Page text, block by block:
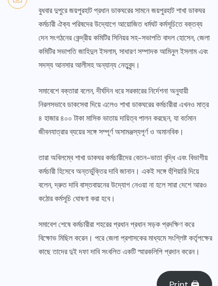
বুধবার দুপুরে জয়পুরহাট প্রধান ডাকঘরের সামনে জয়পুরহাট শাখা ডাকঘর
কর্মচারী ঐক্য পরিষদের উদ্যোগে আয়োজিত ধর্মঘট কর্মসূচিতে বক্তব্য
দেন সংগঠনের কেন্দ্রীয় কমিটির সিনিয়র সহ-সভাপতি বাদল হোসেন, জেলা
কমিটির সভাপতি জাহিদুল ইসলাম, সাধারণ সম্পাদক আমিনুল ইসলাম এবং
সদস্য আনসার আলীসহ অন্যান্য নেতৃবৃন্দ।
সমাবেশে বক্তারা বলেন, দীর্ঘদিন ধরে সরকারের নির্দেশনা অনুযায়ী
নিরলসভাবে ডাকসেবা দিয়ে এলেও শাখা ডাকঘরের কর্মচারীরা এখনও মাত্র
৪ হাজার ৪০০ টাকা মাসিক ভাতায় দায়িত্ব পালন করছেন, যা বর্তমান
জীবনযাত্রার ব্যয়ের সঙ্গে সম্পূর্ণ অসামঞ্জস্যপূর্ণ ও অমানবিক।
তারা অবিলম্বে শাখা ডাকঘর কর্মচারীদের বেতন-ভাতা বৃদ্ধি এবং বিভাগীয়
কর্মচারী হিসেবে অন্তর্ভুক্তির দাবি জানান। একই সঙ্গে হুঁশিয়ারি দিয়ে
বলেন, দ্রুত দাবি বাস্তবায়নের উদ্যোগ নেওয়া না হলে সারা দেশে আরও
কঠোর কর্মসূচি ঘোষণা করা হবে।
সমাবেশ শেষে কর্মচারীরা শহরের প্রধান প্রধান সড়ক প্রদক্ষিণ করে
বিক্ষোভ মিছিল করেন। পরে জেলা প্রশাসকের মাধ্যমে সংশ্লিষ্ট কর্তৃপক্ষের
কাছে তাদের দুই দফা দাবি সংবলিত একটি স্মারকলিপি প্রদান করেন।